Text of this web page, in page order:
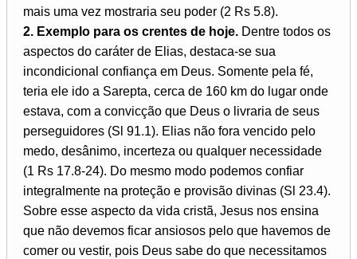
mais uma vez mostraria seu poder (2 Rs 5.8).
2. Exemplo para os crentes de hoje. Dentre todos os
aspectos do caráter de Elias, destaca-se sua
incondicional confiança em Deus. Somente pela fé,
teria ele ido a Sarepta, cerca de 160 km do lugar onde
estava, com a convicção que Deus o livraria de seus
perseguidores (Sl 91.1). Elias não fora vencido pelo
medo, desânimo, incerteza ou qualquer necessidade
(1 Rs 17.8-24). Do mesmo modo podemos confiar
integralmente na proteção e provisão divinas (Sl 23.4).
Sobre esse aspecto da vida cristã, Jesus nos ensina
que não devemos ficar ansiosos pelo que havemos de
comer ou vestir, pois Deus sabe do que necessitamos